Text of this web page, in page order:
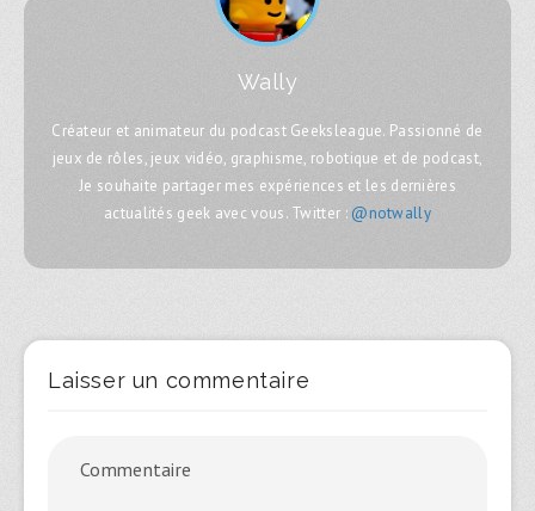
Wally
Créateur et animateur du podcast Geeksleague. Passionné de
jeux de rôles, jeux vidéo, graphisme, robotique et de podcast,
Je souhaite partager mes expériences et les dernières
actualités geek avec vous. Twitter : @notwally
Laisser un commentaire